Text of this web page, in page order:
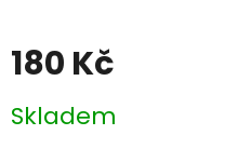
180 Kč
cena:
Skladem